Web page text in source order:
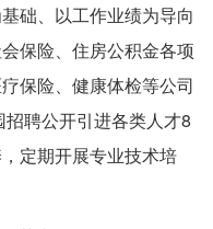
础、以工作业绩为导向
保险、住房公积金各项
保险、健康体检等公司
聘公开引进各类人才8
定期开展专业技术培